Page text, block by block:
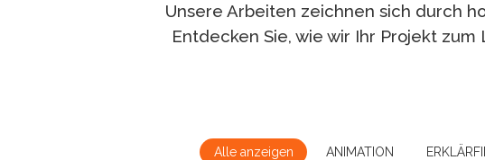
Unsere Arbeiten zeichnen sich durch
Entdecken Sie, wie wir Ihr Projekt
Alle anzeigen ANIMATION